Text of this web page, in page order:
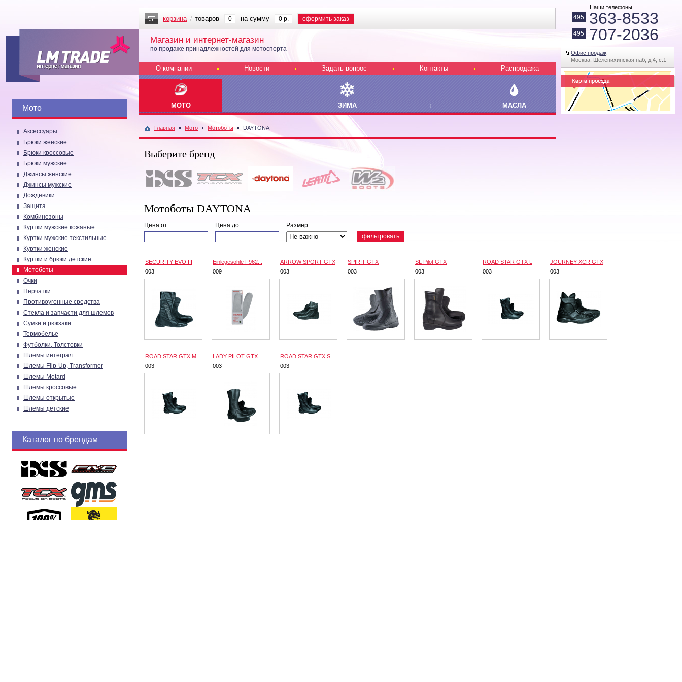
Мото
Аксессуары
Брюки женские
Брюки кроссовые
Брюки мужские
Джинсы женские
Джинсы мужские
Дождевики
Защита
Комбинезоны
Куртки мужские кожаные
Куртки мужские текстильные
Куртки женские
Куртки и брюки детские
Мотоботы
Очки
Перчатки
Противоугонные средства
Стекла и запчасти для шлемов
Сумки и рюкзаки
Термобелье
Футболки, Толстовки
Шлемы интеграл
Шлемы Flip-Up, Transformer
Шлемы Motard
Шлемы кроссовые
Шлемы открытые
Шлемы детские
Каталог по брендам
Наши телефоны
495 363-8533
495 707-2036
Офис продаж
Москва, Шелепихинская наб, д.4, с.1
корзина товаров 0 на сумму 0 р. оформить заказ
Магазин и интернет-магазин
по продаже принадлежностей для мотоспорта
О компании Новости Задать вопрос Контакты Распродажа
МОТО ЗИМА МАСЛА
Главная Мото Мотоботы DAYTONA
Выберите бренд
Мотоботы DAYTONA
Цена от Цена до
Размер
фильтровать
SECURITY EVO III
003
Einlegesohle F962...
009
ARROW SPORT GTX
003
SPIRIT GTX
003
SL Pilot GTX
003
ROAD STAR GTX L
003
JOURNEY XCR GTX
003
ROAD STAR GTX M
003
LADY PILOT GTX
003
ROAD STAR GTX S
003